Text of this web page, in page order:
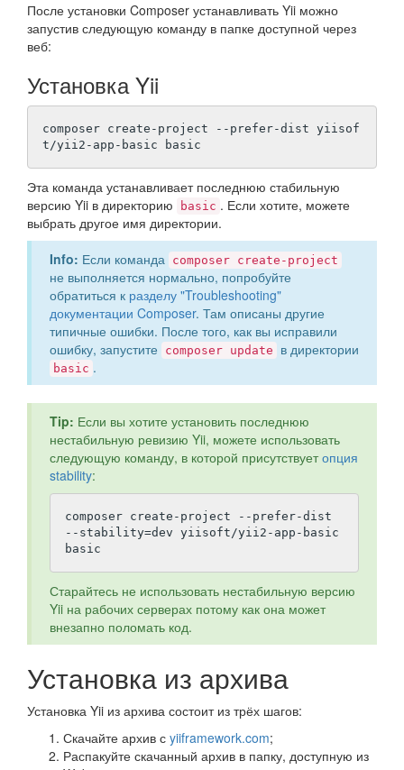
После установки Composer устанавливать Yii можно
запустив следующую команду в папке доступной через
веб:
Установка Yii
composer create-project --prefer-dist yiisof
Эта команда устанавливает последнюю стабильную
версию Yii в директорию
basic . Если хотите, можете
выбрать другое имя директории.
Info: Если команда composer create-project
не выполняется нормально, попробуйте
обратиться к разделу "Troubleshooting"
документации Composer. Там описаны другие
типичные ошибки. После того, как вы исправили
ошибку, запустите
composer update в директории
basic .
Tip: Если вы хотите установить последнюю
нестабильную ревизию Yii, можете использовать
следующую команду, в которой присутствуетопция
stability:
composer create-project --prefer-dist
--stability=dev yiisoft/yii2-app-basic
Старайтесь не использовать нестабильную версию
Yii на рабочих серверах потому как она может
внезапно поломать код.
Установка из архива
Установка Yii из архива состоит из трёх шагов:
Скачайте архив с yiiframework.com;
Распакуйте скачанный архив в папку, доступную из